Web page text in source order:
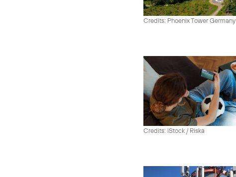
Credits: Phoenix Tower Germany
Credits: iStock / Riska